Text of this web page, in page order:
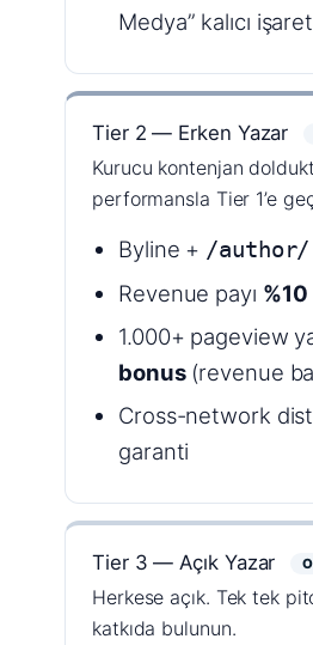
Medya” kalıcı
Tier 2 — Erken Yazar
Kurucu kontenjan
performansla Tier 1’e
Byline + /author/
Revenue payı %10
1.000+ pageview
bonus(revenue
Cross-network
garanti
Tier 3 — Açık Yazar
Herkese açık. Tek tek
katkıda bulunun.